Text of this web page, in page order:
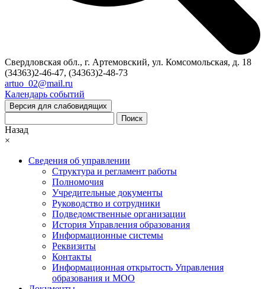
Свердловская обл., г. Артемовский, ул. Комсомольская, д. 18
(34363)2-46-47, (34363)2-48-73
artuo_02@mail.ru
Календарь событий
Версия для слабовидящих
Поиск
Назад
×
Сведения об управлении
Структура и регламент работы
Полномочия
Учредительные документы
Руководство и сотрудники
Подведомственные организации
История Управления образования
Информационные системы
Реквизиты
Контакты
Информационная открытость Управления
образования и МОО